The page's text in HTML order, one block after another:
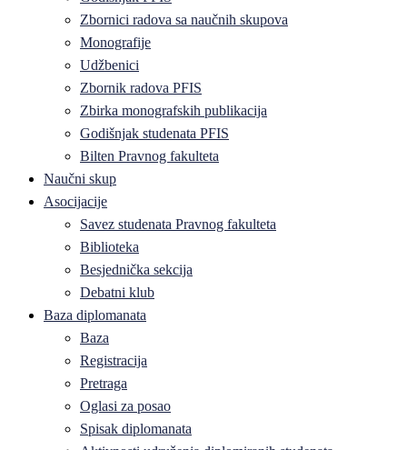
Zbornici radova sa naučnih skupova
Monografije
Udžbenici
Zbornik radova PFIS
Zbirka monografskih publikacija
Godišnjak studenata PFIS
Bilten Pravnog fakulteta
Naučni skup
Asocijacije
Savez studenata Pravnog fakulteta
Biblioteka
Besjednička sekcija
Debatni klub
Baza diplomanata
Baza
Registracija
Pretraga
Oglasi za posao
Spisak diplomanata